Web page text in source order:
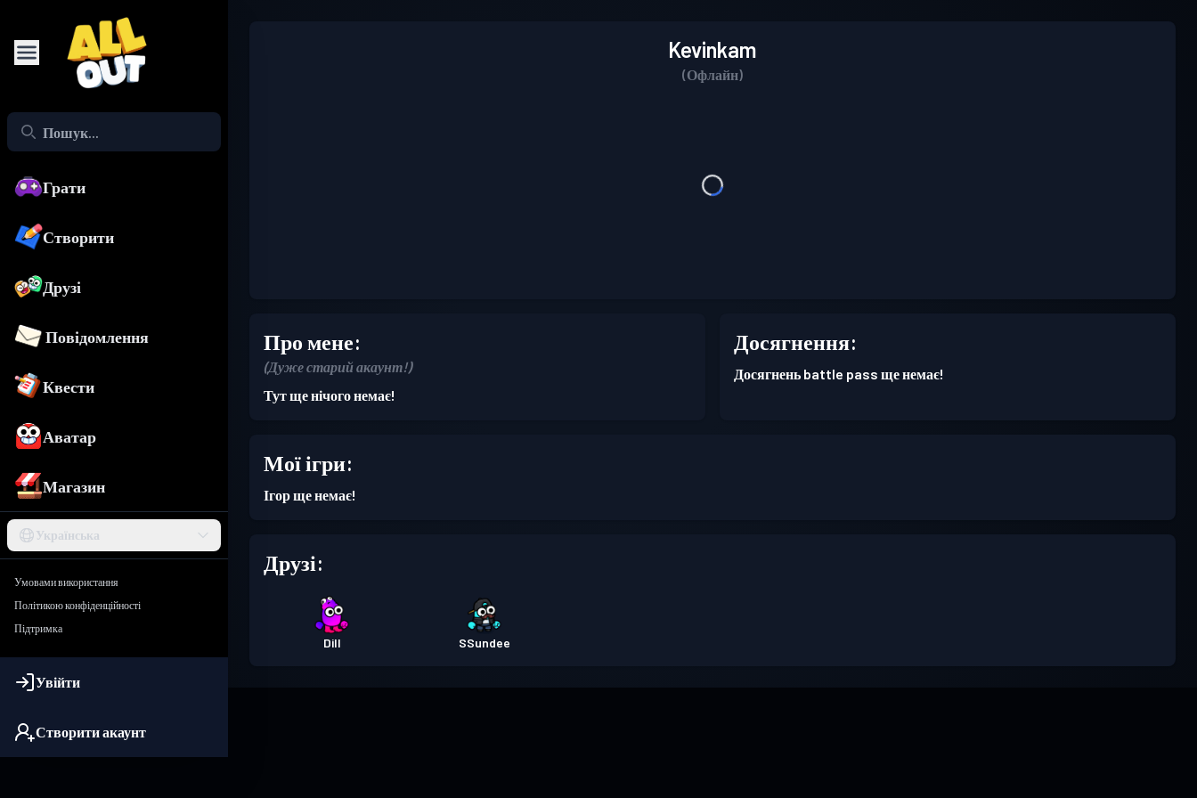
Грати
Створити
Друзі
Повідомлення
Квести
Аватар
Магазин
Українська
Умовами використання
Політикою конфіденційності
Підтримка
Увійти
Створити акаунт
Kevinkam
(Офлайн)
Про мене:
(Дуже старий акаунт!)
Тут ще нічого немає!
Досягнення:
Досягнень battle pass ще немає!
Мої ігри:
Ігор ще немає!
Друзі:
Dill SSundee